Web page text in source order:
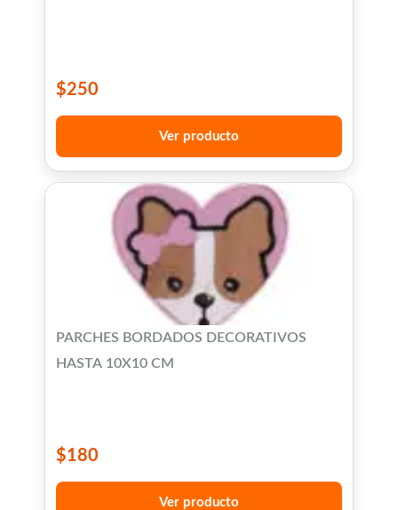
$250
Ver producto
PARCHES BORDADOS DECORATIVOS
HASTA 10X10 CM
$180
Ver producto